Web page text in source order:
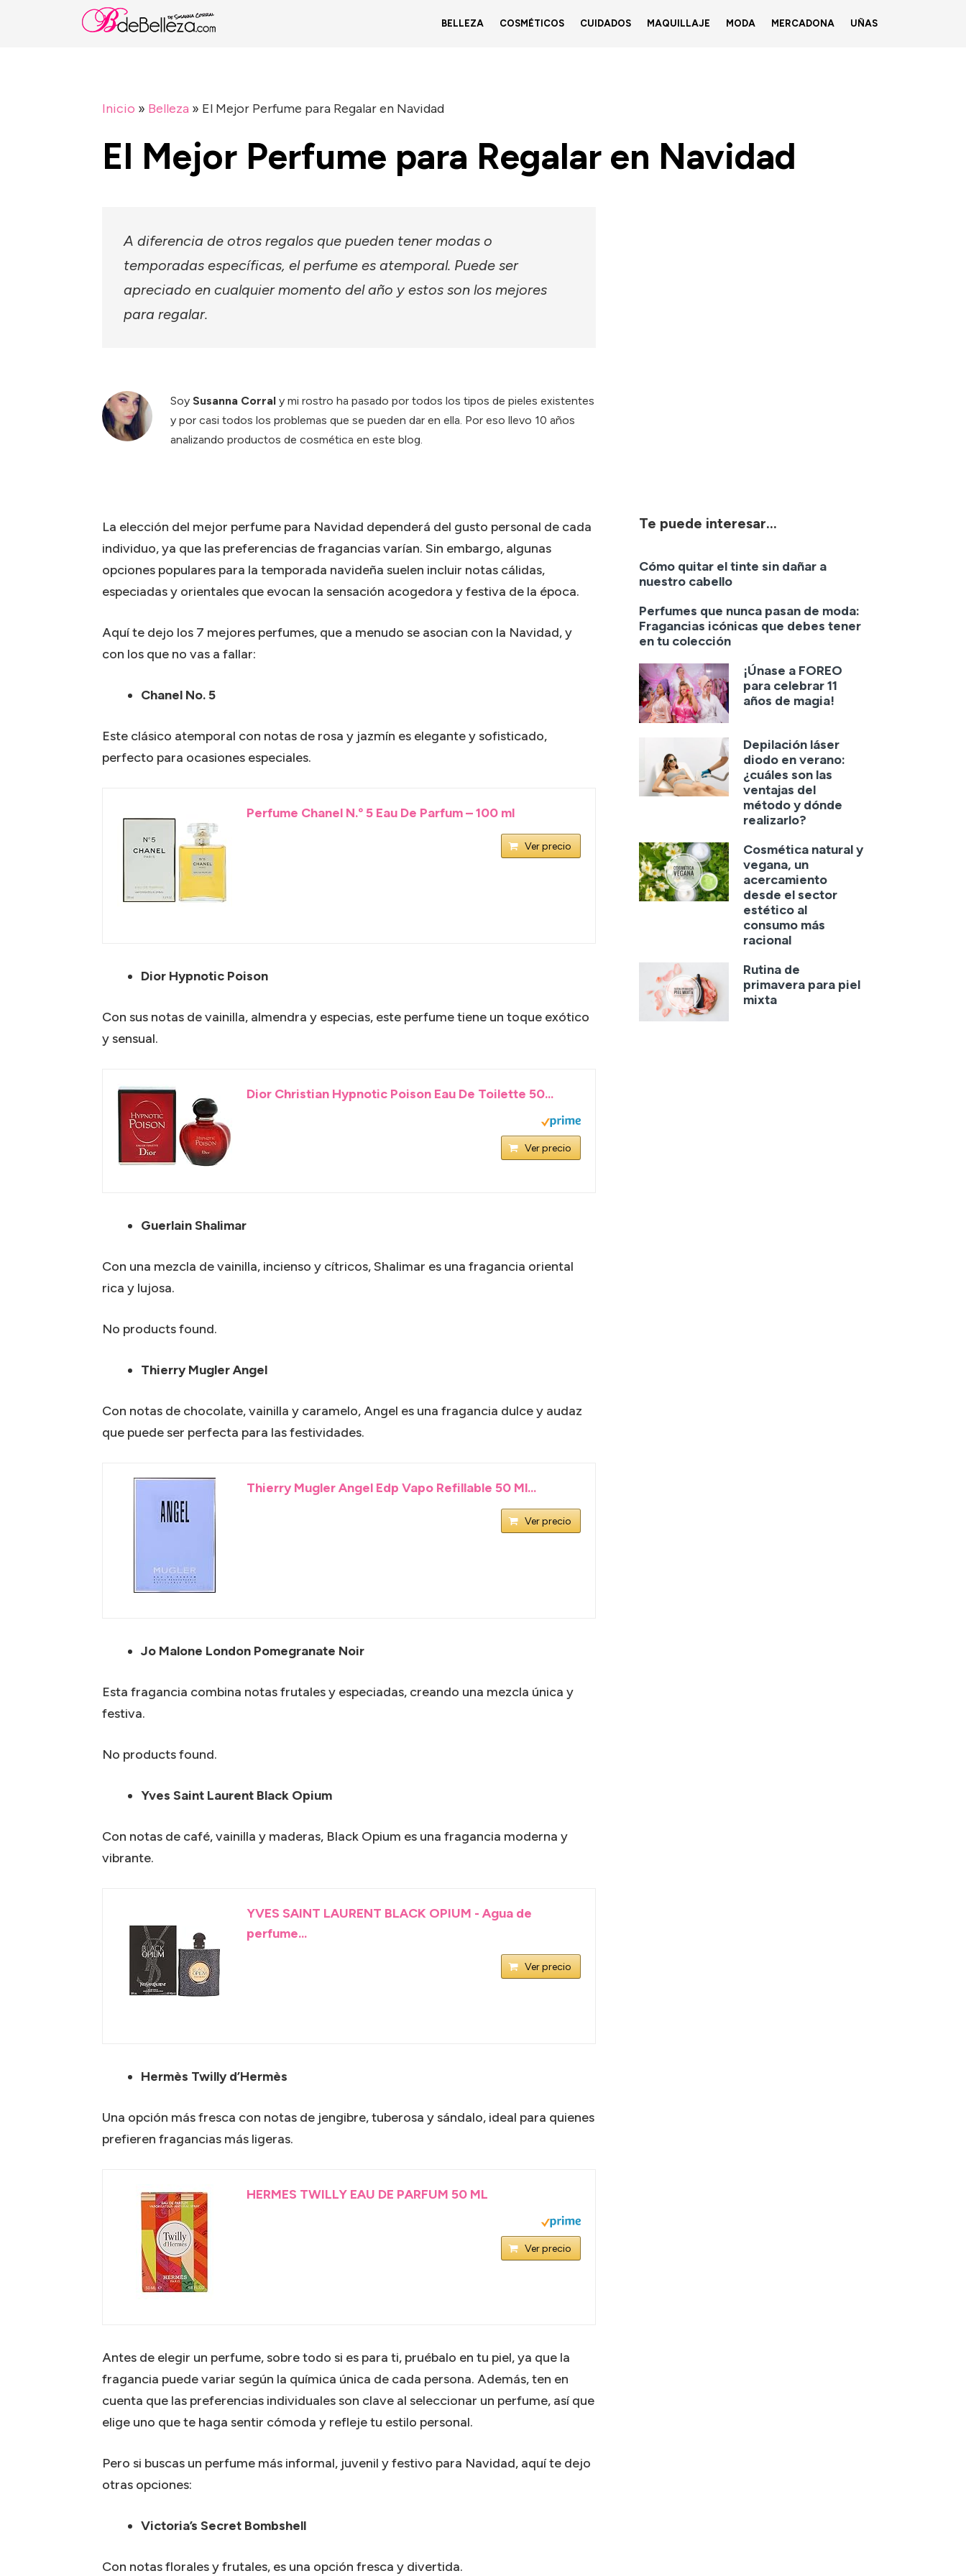
BELLEZA COSMÉTICOS CUIDADOS MAQUILLAJE MODA MERCADONA UÑAS
Inicio » Belleza » El Mejor Perfume para Regalar en Navidad
El Mejor Perfume para Regalar en Navidad
A diferencia de otros regalos que pueden tener modas o
temporadas específicas, el perfume es atemporal. Puede ser
apreciado en cualquier momento del año y estos son los mejores
para regalar.
Soy Susanna Corral y mi rostro ha pasado por todos los tipos de pieles existentes
y por casi todos los problemas que se pueden dar en ella. Por eso llevo 10 años
analizando productos de cosmética en este blog.
La elección del mejor perfume para Navidad dependerá del gusto personal de cada
individuo, ya que las preferencias de fragancias varían. Sin embargo, algunas
opciones populares para la temporada navideña suelen incluir notas cálidas,
especiadas y orientales que evocan la sensación acogedora y festiva de la época.
Aquí te dejo los 7 mejores perfumes, que a menudo se asocian con la Navidad, y
con los que no vas a fallar:
Chanel No. 5
Este clásico atemporal con notas de rosa y jazmín es elegante y sofisticado,
perfecto para ocasiones especiales.
Perfume Chanel N.º 5 Eau De Parfum – 100 ml
Ver precio
Dior Hypnotic Poison
Con sus notas de vainilla, almendra y especias, este perfume tiene un toque exótico
y sensual.
Dior Christian Hypnotic Poison Eau De Toilette 50...
Ver precio
Guerlain Shalimar
Con una mezcla de vainilla, incienso y cítricos, Shalimar es una fragancia oriental
rica y lujosa.
No products found.
Thierry Mugler Angel
Con notas de chocolate, vainilla y caramelo, Angel es una fragancia dulce y audaz
que puede ser perfecta para las festividades.
Thierry Mugler Angel Edp Vapo Refillable 50 Ml...
Ver precio
Jo Malone London Pomegranate Noir
Esta fragancia combina notas frutales y especiadas, creando una mezcla única y
festiva.
No products found.
Yves Saint Laurent Black Opium
Con notas de café, vainilla y maderas, Black Opium es una fragancia moderna y
vibrante.
YVES SAINT LAURENT BLACK OPIUM - Agua de
perfume...
Ver precio
Hermès Twilly d’Hermès
Una opción más fresca con notas de jengibre, tuberosa y sándalo, ideal para quienes
prefieren fragancias más ligeras.
HERMES TWILLY EAU DE PARFUM 50 ML
Ver precio
Antes de elegir un perfume, sobre todo si es para ti, pruébalo en tu piel, ya que la
fragancia puede variar según la química única de cada persona. Además, ten en
cuenta que las preferencias individuales son clave al seleccionar un perfume, así que
elige uno que te haga sentir cómoda y refleje tu estilo personal.
Pero si buscas un perfume más informal, juvenil y festivo para Navidad, aquí te dejo
otras opciones:
Victoria’s Secret Bombshell
Con notas florales y frutales, es una opción fresca y divertida.
Te puede interesar...
Cómo quitar el tinte sin dañar a
nuestro cabello
Perfumes que nunca pasan de moda:
Fragancias icónicas que debes tener
en tu colección
¡Únase a FOREO
para celebrar 11
años de magia!
Depilación láser
diodo en verano:
¿cuáles son las
ventajas del
método y dónde
realizarlo?
Cosmética natural y
vegana, un
acercamiento
desde el sector
estético al
consumo más
racional
Rutina de
primavera para piel
mixta